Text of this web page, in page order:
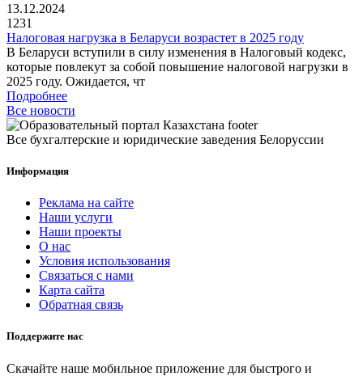
13.12.2024
1231
Налоговая нагрузка в Беларуси возрастет в 2025 году
В Беларуси вступили в силу изменения в Налоговый кодекс,
которые повлекут за собой повышение налоговой нагрузки в
2025 году. Ожидается, чт
Подробнее
Все новости
Все бухгалтерские и юридические заведения Белоруссии
Информация
Реклама на сайте
Наши услуги
Наши проекты
О нас
Условия использования
Связаться с нами
Карта сайта
Обратная связь
Поддержите нас
Скачайте наше мобильное приложение для быстрого и